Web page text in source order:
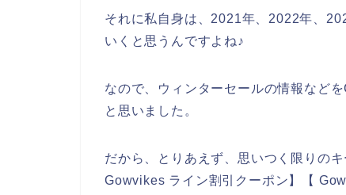
それに私自身は、2021年、2022年、
いくと思うんですよね♪
なので、ウィンターセールの情報など
と思いました。
だから、とりあえず、思いつく限りの
Gowvikes ライン割引クーポン】【